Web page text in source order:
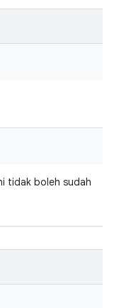
tidak boleh sudah